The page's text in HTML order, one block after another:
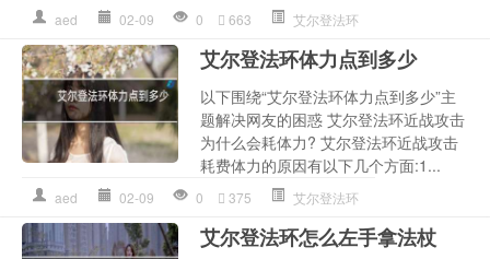
aed 02-09 0 663 艾尔登法环
艾尔登法环体力点到多少
以下围绕“艾尔登法环体力点到多少”主
题解决网友的困惑 艾尔登法环近战攻击
为什么会耗体力? 艾尔登法环近战攻击
耗费体力的原因有以下几个方面:1...
aed 02-09 0 375 艾尔登法环
艾尔登法环怎么左手拿法杖